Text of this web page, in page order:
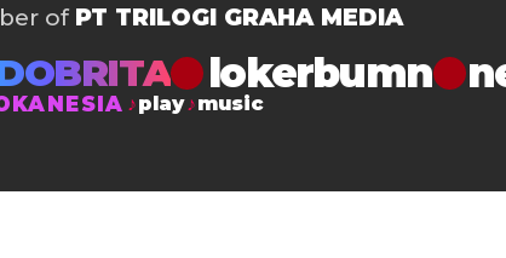
of PT TRILOGI GRAHA MEDIA
lokerbumn
play music